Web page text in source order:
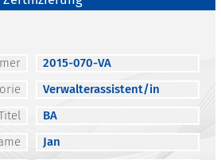
2015-070-VA
Verwalterassistent/in
BA
Jan